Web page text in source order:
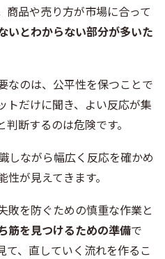
商品や売り方が市場に合って
いとわからない部分が多いた
なのは、公平性を保つことで
トだけに聞き、よい反応が集
断するのは危険です。
しながら幅広く反応を確かめ
が見えてきます。
敗を防ぐための慎重な作業と
筋を見つけるための準備で
て、直していく流れを作るこ